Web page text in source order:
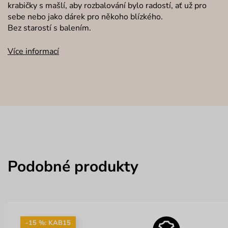
krabičky s mašlí, aby rozbalování bylo radostí, ať už pro
sebe nebo jako dárek pro někoho blízkého.
Bez starostí s balením.
Více informací
Podobné produkty
-15 %: KAB15